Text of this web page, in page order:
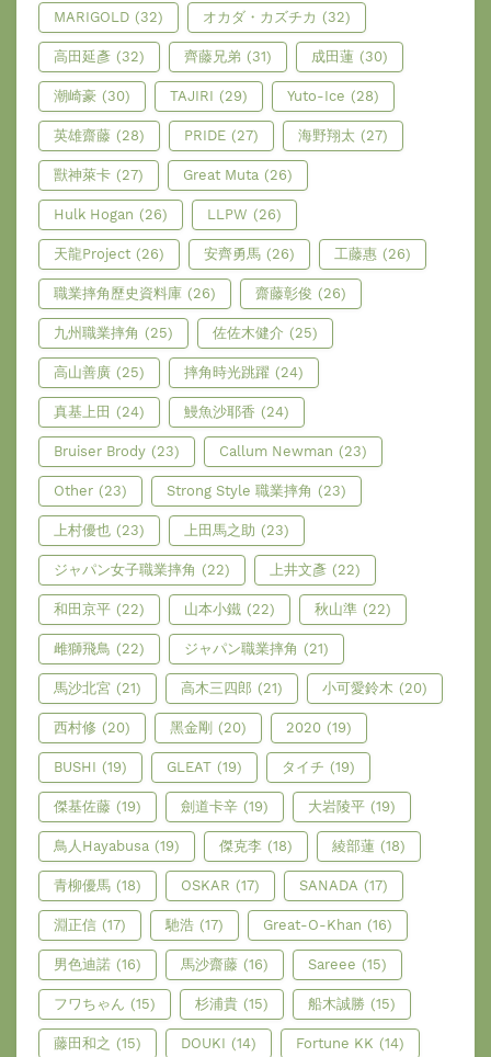
MARIGOLD (32) オカダ・カズチカ (32)
高田延彥 (32) 齊藤兄弟 (31) 成田蓮 (30)
潮崎豪 (30) TAJIRI (29) Yuto-Ice (28)
英雄齋藤 (28) PRIDE (27) 海野翔太 (27)
獸神萊卡 (27) Great Muta (26)
Hulk Hogan (26) LLPW (26)
天龍Project (26) 安齊勇馬 (26) 工藤惠 (26)
職業摔角歷史資料庫 (26) 齋藤彰俊 (26)
九州職業摔角 (25) 佐佐木健介 (25)
高山善廣 (25) 摔角時光跳躍 (24)
真基上田 (24) 鰻魚沙耶香 (24)
Bruiser Brody (23) Callum Newman (23)
Other (23) Strong Style 職業摔角 (23)
上村優也 (23) 上田馬之助 (23)
ジャパン女子職業摔角 (22) 上井文彥 (22)
和田京平 (22) 山本小鐵 (22) 秋山準 (22)
雌獅飛鳥 (22) ジャパン職業摔角 (21)
馬沙北宮 (21) 高木三四郎 (21) 小可愛鈴木 (20)
西村修 (20) 黑金剛 (20) 2020 (19)
BUSHI (19) GLEAT (19) タイチ (19)
傑基佐藤 (19) 劍道卡辛 (19) 大岩陵平 (19)
鳥人Hayabusa (19) 傑克李 (18) 綾部蓮 (18)
青柳優馬 (18) OSKAR (17) SANADA (17)
淵正信 (17) 馳浩 (17) Great-O-Khan (16)
男色迪諾 (16) 馬沙齋藤 (16) Sareee (15)
フワちゃん (15) 杉浦貴 (15) 船木誠勝 (15)
藤田和之 (15) DOUKI (14) Fortune KK (14)